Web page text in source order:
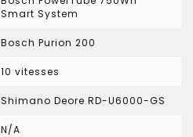
Smart System
Bosch Purion 200
10 vitesses
Shimano Deore RD-U6000-GS
N/A